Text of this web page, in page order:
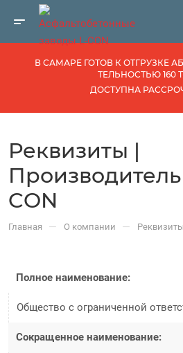
В САМАРЕ ГОТОВ К ОТГРУЗКЕ
ТЕЛЬНОСТЬЮ 160
ДОСТУПНА
Реквизиты |
CON
Главная — О компании — Реквизиты
Полное наименование:
Общество с ограниченной
Сокращенное наименование: